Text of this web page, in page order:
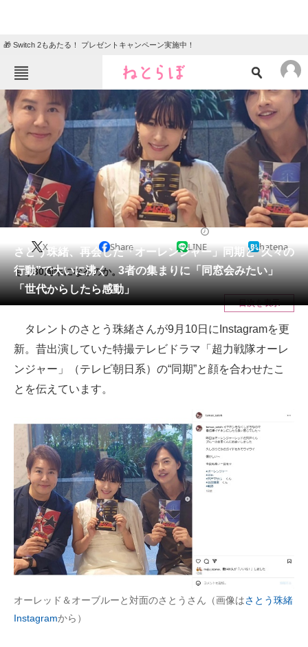
🎁 Switch 2もあたる！ プレゼントキャンペーン実施中！
ねとらぼメニュー
TOP ニュース
エンタメ クイズ
グルメ 地域
住まい 教育・育児
動物 リサーチ
会員記事
メディア
注目記事を集めた総合ページ
ITの今と未来を見通す
スマホと通信の最新トレンド
進化するPCとデバイスの未来
好きが集まる 比べて選べる
ビジネスと働き方のヒント
AI活用のいまが分かる
企業ITのトレンドを詳説
経営リーダーのコミュニティ
マーケ×ITの今がよく分かる
ITエンジニア向け専門サイト
さとう珠緒、再会した「オーレンジャー」同期と“久々の
行動”で大いに沸く 3者の集まりに「同窓会みたい」
「世代からしたら感動」
X Share LINE hatena
もう30周年になるのか。
目次を表示
タレントのさとう珠緒さんが9月10日にInstagramを更
新。昔出演していた特撮テレビドラマ「超力戦隊オーレ
ンジャー」（テレビ朝日系）の“同期”と顔を合わせたこ
とを伝えています。
オーレッド＆オーブルーと対面のさとうさん（画像はさとう珠緒
Instagramから）